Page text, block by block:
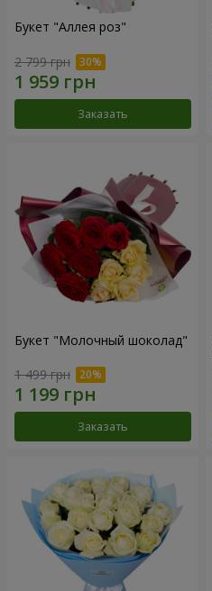
Букет "Аллея роз"
2 799 грн
Заказать
Букет "Молочный шоколад"
1 499 грн
Заказать